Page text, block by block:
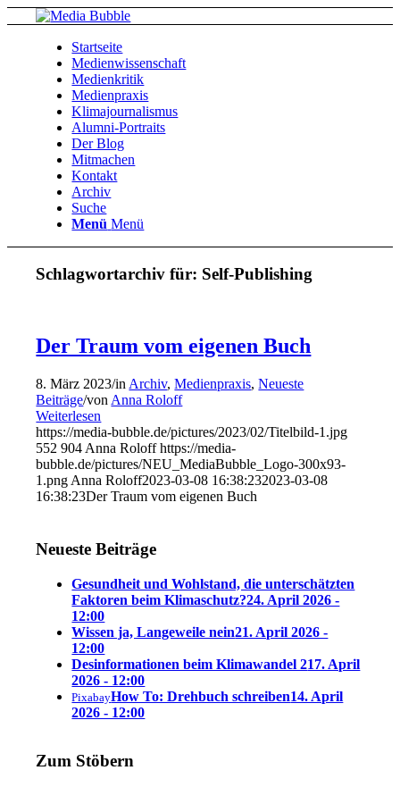
Startseite
Medienwissenschaft
Medienkritik
Medienpraxis
Klimajournalismus
Alumni-Portraits
Der Blog
Mitmachen
Kontakt
Archiv
Suche
Menü Menü
Schlagwortarchiv für: Self-Publishing
Der Traum vom eigenen Buch
8. März 2023/in Archiv,Medienpraxis,Neueste
Beiträge/von Anna Roloff
Weiterlesen
https://media-bubble.de/pictures/2023/02/Titelbild-1.jpg
552 904 Anna Roloff https://media-
bubble.de/pictures/NEU_MediaBubble_Logo-300x93-
1.png Anna Roloff2023-03-08 16:38:232023-03-08
16:38:23Der Traum vom eigenen Buch
Neueste Beiträge
Gesundheit und Wohlstand, die unterschätzten
Faktoren beim Klimaschutz?24. April 2026 -
12:00
Wissen ja, Langeweile nein21. April 2026 -
12:00
Desinformationen beim Klimawandel 217. April
2026 - 12:00
PixabayHow To: Drehbuch schreiben14. April
2026 - 12:00
Zum Stöbern